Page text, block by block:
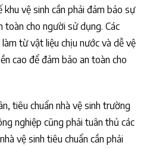
vệ sinh cần phải đảm bảo sự
toàn cho người sử dụng. Các
từ vật liệu chịu nước và dễ vệ
cao để đảm bảo an toàn cho
tiêu chuẩn nhà vệ sinh trường
nghiệp cũng phải tuân thủ các
vệ sinh tiêu chuẩn cần phải